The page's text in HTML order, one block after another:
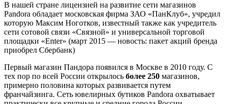
В нашей стране лицензией на развитие сети магазинов
Pandora обладает московская фирма ЗАО «ПанКлуб», учредил
которую Максим Ноготков, известный также как учредитель
сети сотовой связи «Связной» и универсальной торговой
площадки «Enter» (март 2015 — новость: пакет акций бренда
приобрел Сбербанк)
Первый магазин Пандора появился в Москве в 2010 году. С
тех пор по всей России открылось более 250 магазинов,
примерно половина которых развивается путем
франчайзинга. Сеть ювелирных бутиков Pandora охватывает